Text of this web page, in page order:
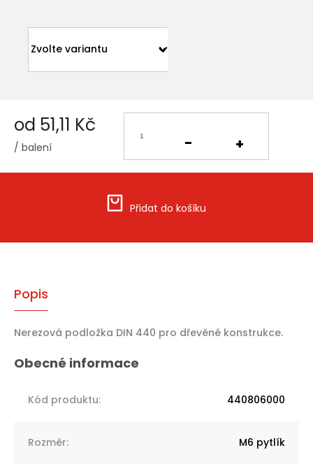
od 51,11 Kč
/ balení
cena:
Přidat do košíku
Popis
Nerezová podložka DIN 440 pro dřevěné konstrukce.
Kód produktu: 440806000
Rozměr: M6 pytlík